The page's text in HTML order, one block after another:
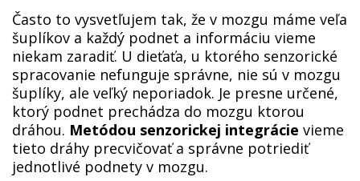
Často to vysvetľujem tak, že v mozgu máme veľa
šuplíkov a každý podnet a informáciu vieme
niekam zaradiť. U dieťaťa, u ktorého senzorické
spracovanie nefunguje správne, nie sú v mozgu
šuplíky, ale veľký neporiadok. Je presne určené,
ktorý podnet prechádza do mozgu ktorou
dráhou. Metódou senzorickej integrácie vieme
tieto dráhy precvičovať a správne potriediť
jednotlivé podnety v mozgu.